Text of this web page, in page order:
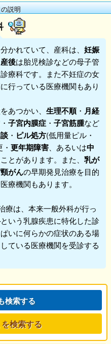
説明
かれていて、産科は、 妊娠
産後は胎児検診などの母子管
療科です。また不妊症の女
行っている医療機関もあり
あつかい、 生理不順・ 月経
・ 子宮内膜症 ・ 子宮筋腫など
・ ピル処方(低用量ピル・
更年期障害 、あるいは中
とがあります。また、 乳が
がんの早期発見治療を目的
療機関もあります。
療は、本来一般外科が行っ
という乳腺疾患に特化した診
いに何らかの症状のある場
ている医療機関を受診する
検索する
検索する